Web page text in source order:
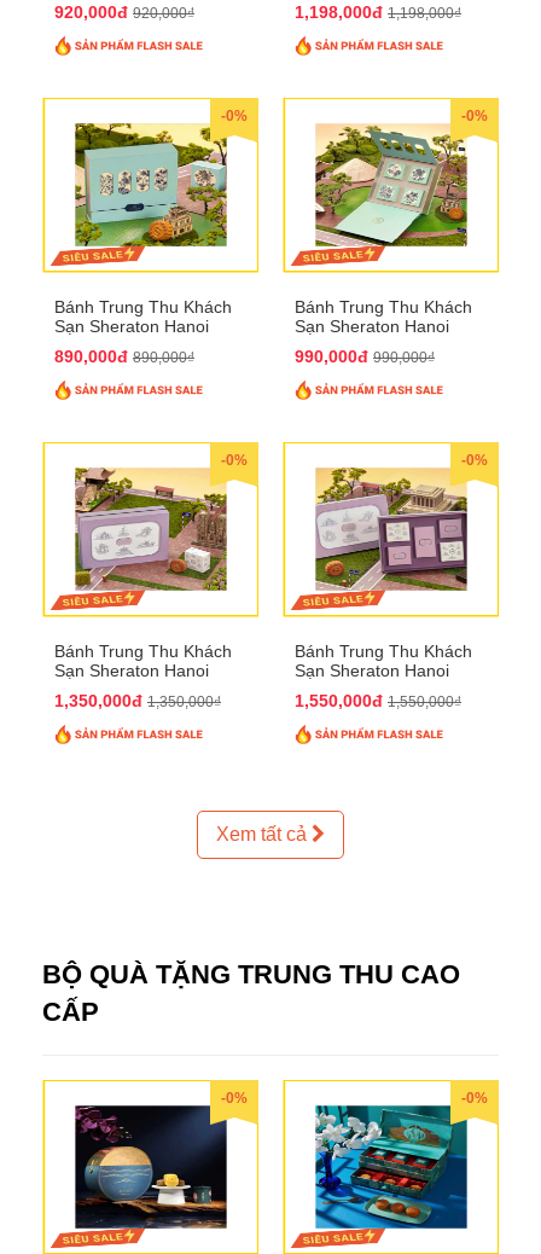
QTTT26
920,000đ 920,000₫
QTTT27
1,198,000đ 1,198,000₫
-0%
Bánh Trung Thu Khách
Sạn Sheraton Hanoi
890,000đ 890,000₫
-0%
Bánh Trung Thu Khách
Sạn Sheraton Hanoi
990,000đ 990,000₫
-0%
Bánh Trung Thu Khách
Sạn Sheraton Hanoi
1,350,000đ 1,350,000₫
-0%
Bánh Trung Thu Khách
Sạn Sheraton Hanoi
1,550,000đ 1,550,000₫
Xem tất cả
BỘ QUÀ TẶNG TRUNG THU CAO
CẤP
-0% -0%